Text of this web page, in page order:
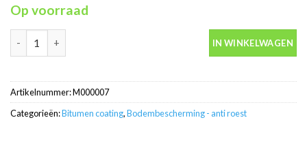
Op voorraad
IN WINKELWAGEN
Artikelnummer:M000007
Categorieën:Bitumen coating,Bodembescherming - anti roest